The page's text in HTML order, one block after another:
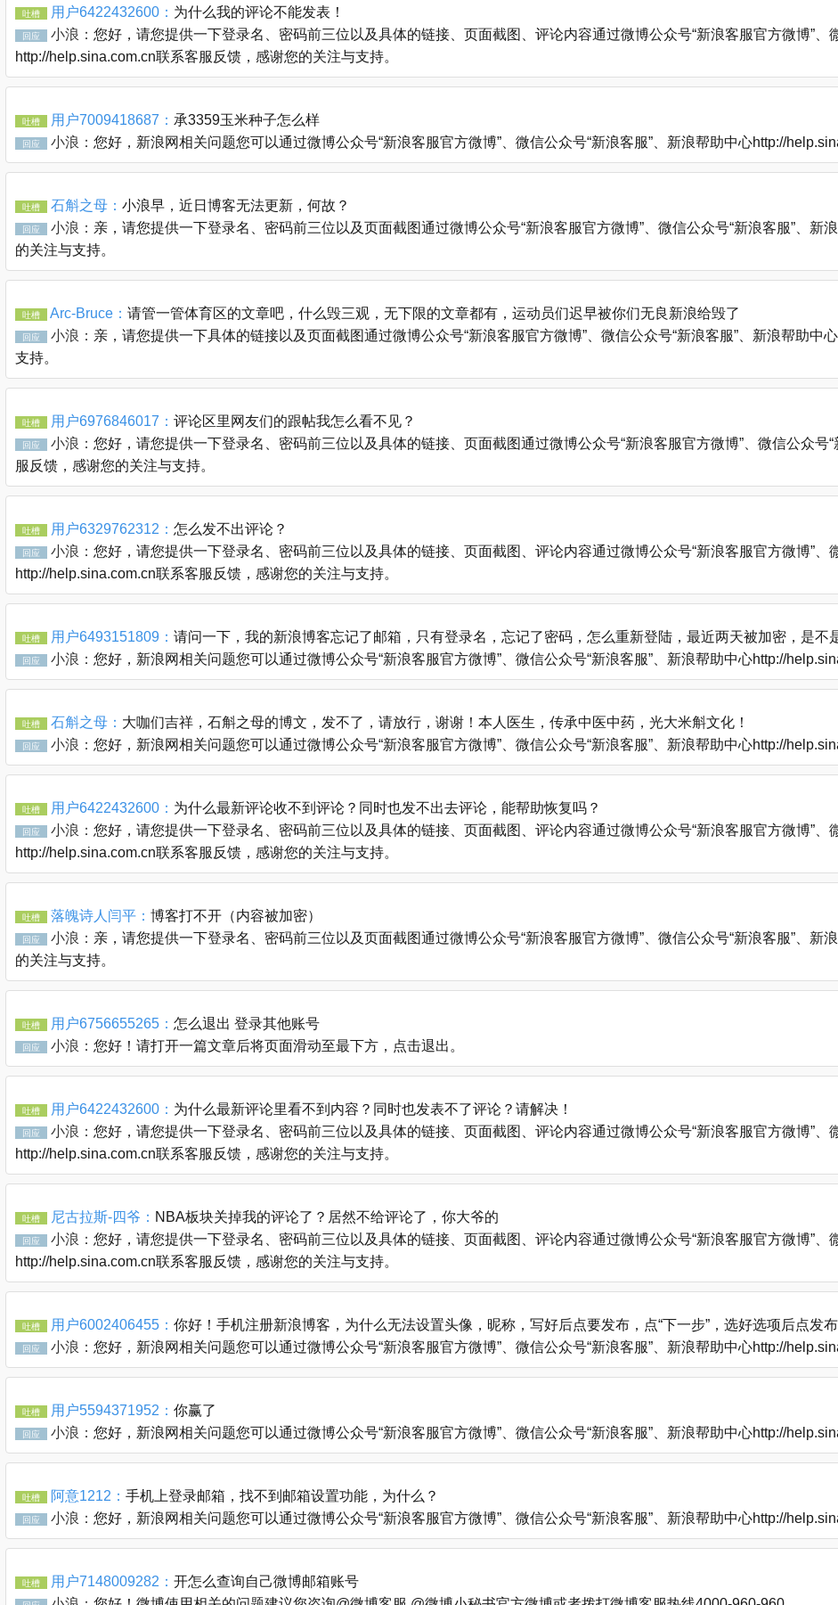
吐槽 用户6422432600： 为什么我的评论不能发表！
回应 小浪： 您好，请您提供一下登录名、密码前三位以及具体的链接、页面截图、评论内容通过微博公众号“新浪客服官方微博”、
http://help.sina.com.cn联系客服反馈，感谢您的关注与支持。
吐槽 用户7009418687： 承3359玉米种子怎么样
回应 小浪： 您好，新浪网相关问题您可以通过微博公众号“新浪客服官方微博”、微信公众号“新浪客服”、新浪帮助中心http://
吐槽 石斛之母： 小浪早，近日博客无法更新，何故？
回应 小浪： 亲，请您提供一下登录名、密码前三位以及页面截图通过微博公众号“新浪客服官方微博”、微信公众号“新浪客服”、新
的关注与支持。
吐槽 Arc-Bruce： 请管一管体育区的文章吧，什么毁三观，无下限的文章都有，运动员们迟早被你们无良新浪给毁了
回应 小浪： 亲，请您提供一下具体的链接以及页面截图通过微博公众号“新浪客服官方微博”、微信公众号“新浪客服”、新浪帮助
支持。
吐槽 用户6976846017： 评论区里网友们的跟帖我怎么看不见？
回应 小浪： 您好，请您提供一下登录名、密码前三位以及具体的链接、页面截图通过微博公众号“新浪客服官方微博”、微信公众号
服反馈，感谢您的关注与支持。
吐槽 用户6329762312： 怎么发不出评论？
回应 小浪： 您好，请您提供一下登录名、密码前三位以及具体的链接、页面截图、评论内容通过微博公众号“新浪客服官方微博”、
http://help.sina.com.cn联系客服反馈，感谢您的关注与支持。
吐槽 用户6493151809： 请问一下，我的新浪博客忘记了邮箱，只有登录名，忘记了密码，怎么重新登陆，最近两天被加密，是不
回应 小浪： 您好，新浪网相关问题您可以通过微博公众号“新浪客服官方微博”、微信公众号“新浪客服”、新浪帮助中心http://
吐槽 石斛之母： 大咖们吉祥，石斛之母的博文，发不了，请放行，谢谢！本人医生，传承中医中药，光大米斛文化！
回应 小浪： 您好，新浪网相关问题您可以通过微博公众号“新浪客服官方微博”、微信公众号“新浪客服”、新浪帮助中心http://
吐槽 用户6422432600： 为什么最新评论收不到评论？同时也发不出去评论，能帮助恢复吗？
回应 小浪： 您好，请您提供一下登录名、密码前三位以及具体的链接、页面截图、评论内容通过微博公众号“新浪客服官方微博”、
http://help.sina.com.cn联系客服反馈，感谢您的关注与支持。
吐槽 落魄诗人闫平： 博客打不开（内容被加密）
回应 小浪： 亲，请您提供一下登录名、密码前三位以及页面截图通过微博公众号“新浪客服官方微博”、微信公众号“新浪客服”、新
的关注与支持。
吐槽 用户6756655265： 怎么退出 登录其他账号
回应 小浪： 您好！请打开一篇文章后将页面滑动至最下方，点击退出。
吐槽 用户6422432600： 为什么最新评论里看不到内容？同时也发表不了评论？请解决！
回应 小浪： 您好，请您提供一下登录名、密码前三位以及具体的链接、页面截图、评论内容通过微博公众号“新浪客服官方微博”、
http://help.sina.com.cn联系客服反馈，感谢您的关注与支持。
吐槽 尼古拉斯-四爷： NBA板块关掉我的评论了？居然不给评论了，你大爷的
回应 小浪： 您好，请您提供一下登录名、密码前三位以及具体的链接、页面截图、评论内容通过微博公众号“新浪客服官方微博”、
http://help.sina.com.cn联系客服反馈，感谢您的关注与支持。
吐槽 用户6002406455： 你好！手机注册新浪博客，为什么无法设置头像，昵称，写好后点要发布，点“下一步”，选好选项后点发
回应 小浪： 您好，新浪网相关问题您可以通过微博公众号“新浪客服官方微博”、微信公众号“新浪客服”、新浪帮助中心http://
吐槽 用户5594371952： 你赢了
回应 小浪： 您好，新浪网相关问题您可以通过微博公众号“新浪客服官方微博”、微信公众号“新浪客服”、新浪帮助中心http://
吐槽 阿意1212： 手机上登录邮箱，找不到邮箱设置功能，为什么？
回应 小浪： 您好，新浪网相关问题您可以通过微博公众号“新浪客服官方微博”、微信公众号“新浪客服”、新浪帮助中心http://
吐槽 用户7148009282： 开怎么查询自己微博邮箱账号